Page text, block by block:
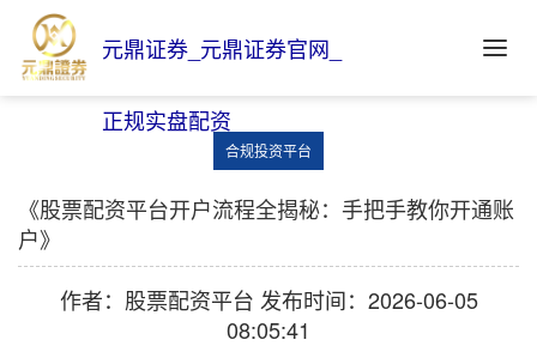
元鼎证券_元鼎证券官网_
正规实盘配资
合规投资平台
《股票配资平台开户流程全揭秘：手把手教你开通账
户》
作者：股票配资平台 发布时间：2026-06-05
08:05:41